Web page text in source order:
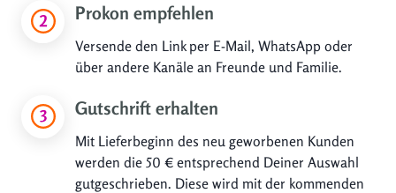
Prokon empfehlen
Versende den Link per E-Mail, WhatsApp oder
über andere Kanäle an Freunde und Familie.
Gutschrift erhalten
Mit Lieferbeginn des neu geworbenen Kunden
werden die 50 € entsprechend Deiner Auswahl
gutgeschrieben. Diese wird mit der kommenden